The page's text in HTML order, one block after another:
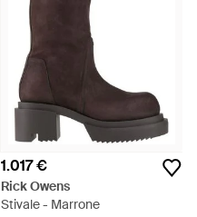
1.017 €
Rick Owens
Stivale - Marrone